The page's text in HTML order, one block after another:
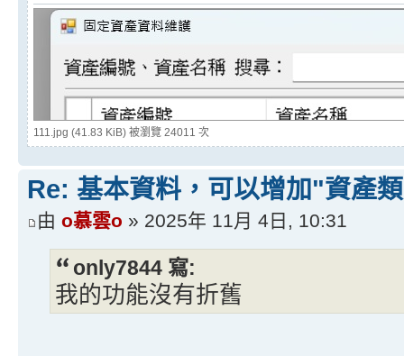
111.jpg (41.83 KiB) 被瀏覽 24011 次
Re: 基本資料，可以增加"資產
由 o慕雲o » 2025年 11月 4日, 10:31
only7844 寫:
我的功能沒有折舊